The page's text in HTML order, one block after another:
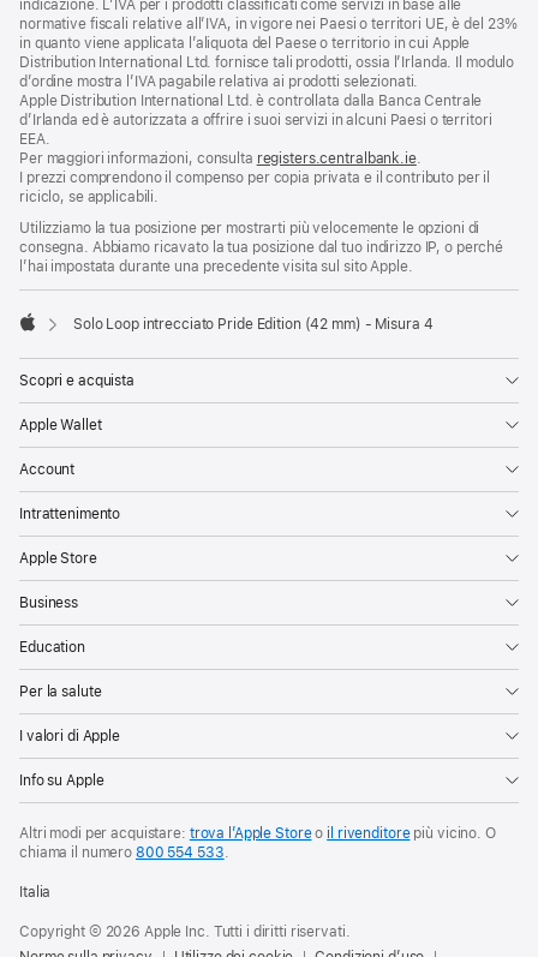
indicazione. L’IVA per i prodotti classificati come servizi in base alle
normative fiscali relative all’IVA, in vigore nei Paesi o territori UE, è del 23%
in quanto viene applicata l’aliquota del Paese o territorio in cui Apple
Distribution International Ltd. fornisce tali prodotti, ossia l’Irlanda. Il modulo
d’ordine mostra l’IVA pagabile relativa ai prodotti selezionati.
Apple Distribution International Ltd. è controllata dalla Banca Centrale
d’Irlanda ed è autorizzata a offrire i suoi servizi in alcuni Paesi o territori
EEA.
Per maggiori informazioni, consulta registers.centralbank.ie.
I prezzi comprendono il compenso per copia privata e il contributo per il
riciclo, se applicabili.
Utilizziamo la tua posizione per mostrarti più velocemente le opzioni di
consegna. Abbiamo ricavato la tua posizione dal tuo indirizzo IP, o perché
l’hai impostata durante una precedente visita sul sito Apple.
Solo Loop intrecciato Pride Edition (42 mm) - Misura 4
Scopri e acquista
Apple Wallet
Account
Intrattenimento
Apple Store
Business
Education
Per la salute
I valori di Apple
Info su Apple
Altri modi per acquistare: trova l’Apple Storeo il rivenditorepiù vicino. O
chiama il numero 800 554 533.
Italia
Copyright © 2026 Apple Inc. Tutti i diritti riservati.